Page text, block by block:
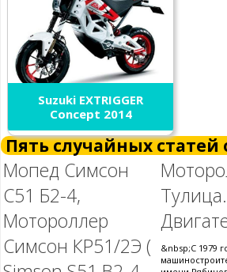
Suzuki EXTRIGGER
Concept 2014
Пять случайных статей
Мопед Симсон
С51 Б2-4,
Мотороллер
Симсон КР51/2Э (
Тулица.
&nbsp;С 1979